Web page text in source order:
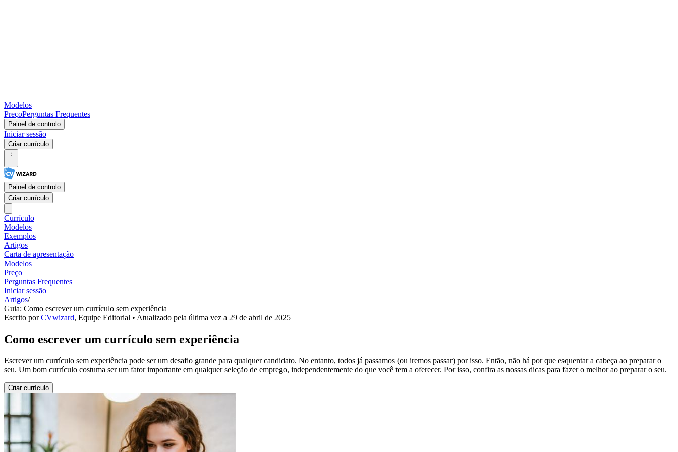
Modelos
PreçoPerguntas Frequentes
Painel de controlo
Iniciar sessão
Criar currículo
...
Painel de controlo
Criar currículo
Currículo
Modelos
Exemplos
Artigos
Carta de apresentação
Modelos
Preço
Perguntas Frequentes
Iniciar sessão
Artigos/
Guia: Como escrever um currículo sem experiência
Escrito porCVwizard, Equipe Editorial • Atualizado pela última vez a 29 de abril de 2025
Como escrever um currículo sem experiência
Escrever um currículo sem experiência pode ser um desafio grande para qualquer candidato. No entanto, todos já passamos (ou iremos passar) por isso. Então, não há por que esquentar a cabeça ao preparar o
seu. Um bom currículo costuma ser um fator importante em qualquer seleção de emprego, independentemente do que você tem a oferecer. Por isso, confira as nossas dicas para fazer o melhor ao preparar o seu.
Criar currículo